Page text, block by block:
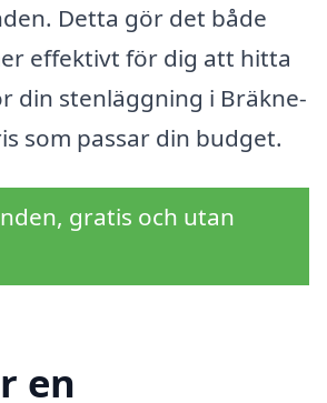
Detta gör det både
effektivt för dig att hitta
din stenläggning i Bräkne-
som passar din budget.
gratis och utan
en